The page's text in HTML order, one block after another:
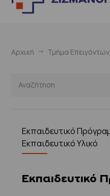
Αρχική Τμήμα
Εκπαιδευτικό
Εκπαιδευτικό Υλικό
Εκπαιδευτικό